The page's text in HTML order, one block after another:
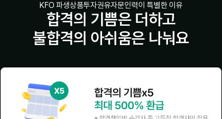
KFO 파생상품투자권유자문인력이 특별한 이유
합격의 기쁨은 더하고
불합격의 아쉬움은 나눠요